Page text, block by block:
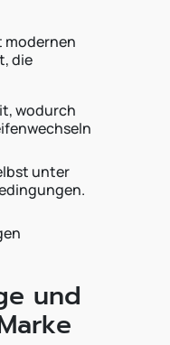
modernen
die
wodurch
unter
und